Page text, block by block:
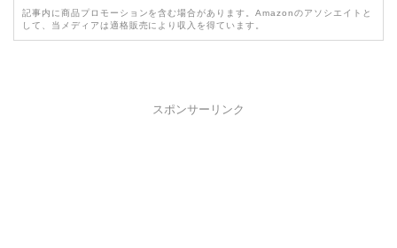
記事内に商品プロモーションを含む場合があります。Amazonのアソシエイトと
して、当メディアは適格販売により収入を得ています。
スポンサーリンク